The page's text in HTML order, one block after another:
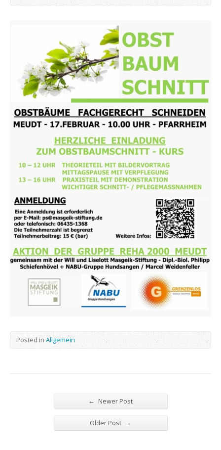
Posted in Allgemein
← Newer Post
Older Post →